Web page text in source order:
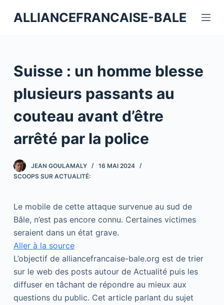
a
a
u
c
n
e
n
ALLIANCEFRANCAISE-BALE
Suisse : un homme blesse
plusieurs passants au
couteau avant d’être
arrêté par la police
JEAN GOULAMALY
16 MAI 2024
SCOOPS SUR ACTUALITÉ:
Le mobile de cette attaque survenue au sud de
Bâle, n’est pas encore connu. Certaines victimes
seraient dans un état grave.
Aller à la source
L’objectif de alliancefrancaise-bale.org est de trier
sur le web des posts autour de Actualité puis les
diffuser en tâchant de répondre au mieux aux
questions du public. Cet article parlant du sujet